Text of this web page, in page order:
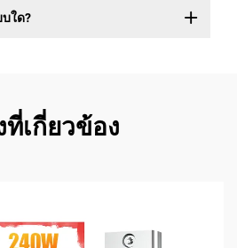
ใด?
ที่เกี่ยวข้อง